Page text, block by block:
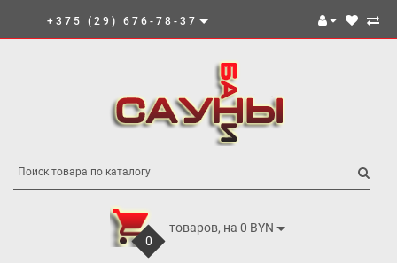
+375 (29) 676-78-37
0
товаров, на 0 BYN